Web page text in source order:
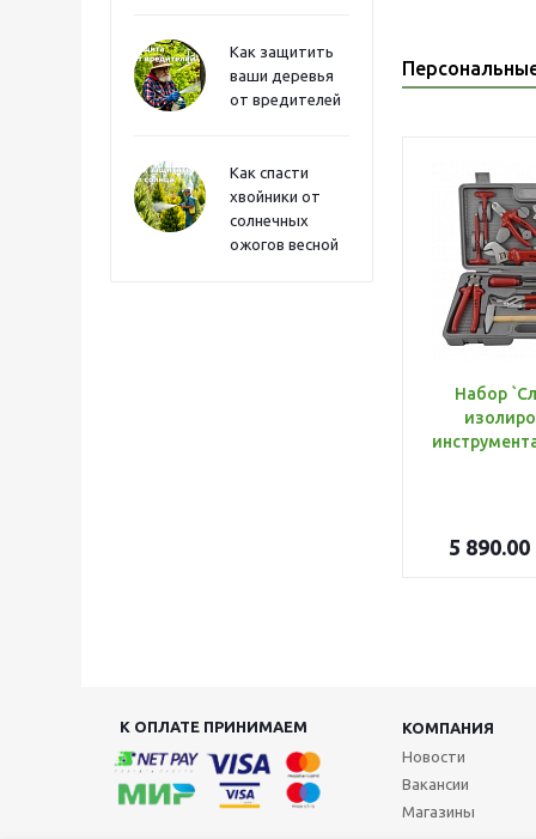
Как защитить
ваши деревья
от вредителей
Как спасти
хвойники от
солнечных
ожогов весной
Набор
5 890.00
К ОПЛАТЕ ПРИНИМАЕМ КОМПАНИЯ
Новости
Вакансии
Магазины